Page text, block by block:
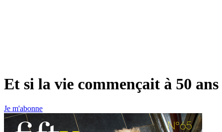
Et si la vie commençait à 50 ans
Je m'abonne